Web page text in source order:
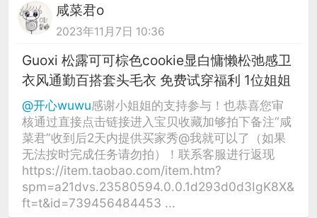
咸菜君o
2023年11月7日 10:36
Guoxi 松露可可棕色cookie显白慵懒松弛感卫
衣风通勤百搭套头毛衣 免费试穿福利 1位姐姐
@开心wuwu感谢小姐姐的支持参与！也恭喜您审
核通过直接点击链接进入宝贝收藏加够拍下备注“咸
菜君”收到后2天内提供买家秀@我就可以了（如果
无法按时完成任务请勿拍）！联系客服进行返现
https://item.taobao.com/item.htm?
spm=a21dvs.23580594.0.0.1d293d0d3IgK8X&
ft=t&id=739456484453 ...